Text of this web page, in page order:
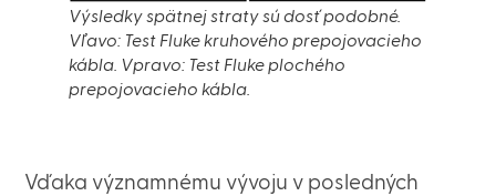
Výsledky spätnej straty sú dosť podobné.
Vľavo: Test Fluke kruhového prepojovacieho
kábla. Vpravo: Test Fluke plochého
prepojovacieho kábla.
Vďaka významnému vývoju v posledných